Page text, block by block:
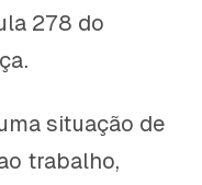
278 do
situação de
trabalho,